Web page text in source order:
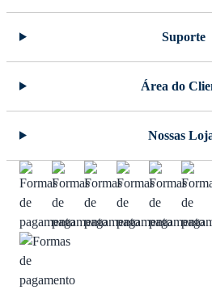
Suporte
Área do
Nossas